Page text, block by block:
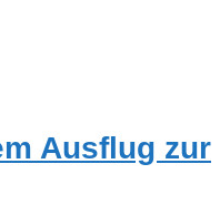
Ausflug zur